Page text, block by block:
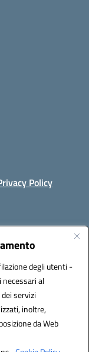
degli utenti -
al
servizi
inoltre,
da Web
Policy
Citra
S.r.l.